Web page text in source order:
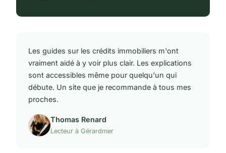
Les guides sur les crédits immobiliers m'ont
vraiment aidé à y voir plus clair. Les explications
sont accessibles même pour quelqu'un qui
débute. Un site que je recommande à tous mes
proches.
Thomas Renard
Lecteur à Gérardmer